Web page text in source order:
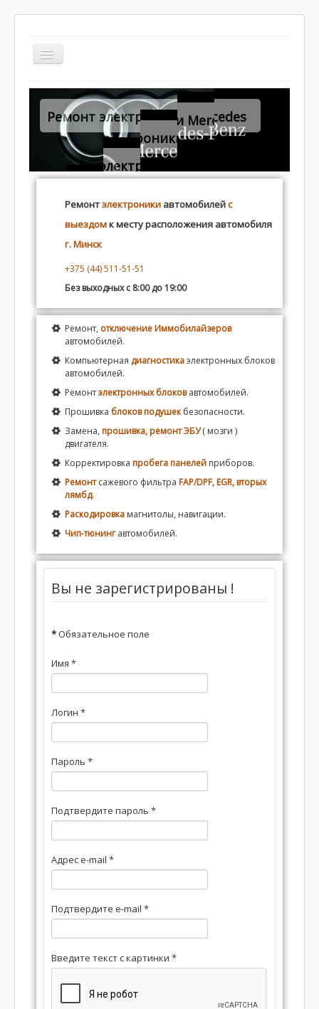
TPL_WHITEANDRED_TOGGLE_MENU
autoelectric.by
Контакты
Программирование
Распиновка
Ремонт электроники Audi
Ремонтэлектроники автомобилейс
выездомк месту расположения автомобиля
г. Минск
+375 (44) 511-51-51
Без выходных с 8:00 до 19:00
Ремонт, отключение Иммобилайзеров
автомобилей.
Компьютерная диагностикаэлектронных блоков
автомобилей.
Ремонтэлектронных блоковавтомобилей.
Прошивка блоков подушекбезопасности.
Замена, прошивка, ремонт ЭБУ( мозги )
двигателя.
Корректировка пробега панелей приборов.
Ремонтсажевого фильтра FAP/DPF, EGR, вторых
лямбд.
Раскодировка магнитолы, навигации.
Чип-тюнингавтомобилей.
Вы не зарегистрированы !
*Обязательное поле
Имя *
Логин *
Пароль *
Подтвердите пароль *
Адрес e-mail *
Подтвердите e-mail *
Введите текст с картинки *